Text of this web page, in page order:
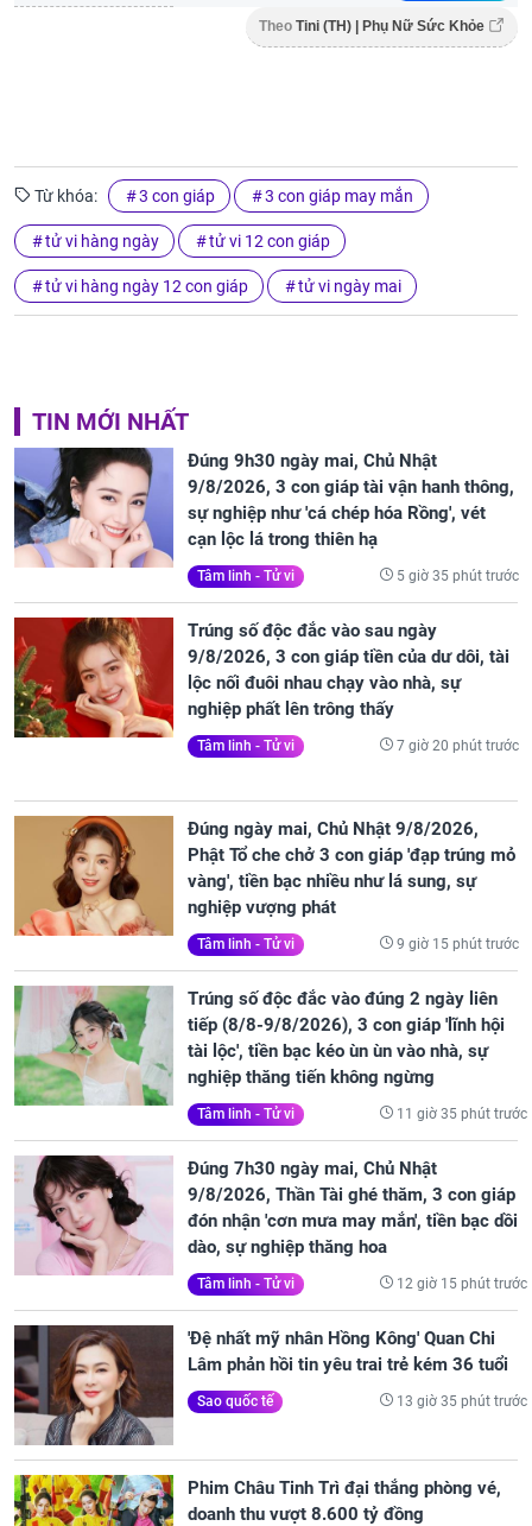
Theo Tini (TH) | Phụ Nữ Sức Khỏe
Từ khóa: 3 con giáp 3 con giáp may mắn
tử vi hàng ngày tử vi 12 con giáp
tử vi hàng ngày 12 con giáp tử vi ngày mai
TIN MỚI NHẤT
Đúng 9h30 ngày mai, Chủ Nhật
9/8/2026, 3 con giáp tài vận hanh thông,
sự nghiệp như 'cá chép hóa Rồng', vét
cạn lộc lá trong thiên hạ
Tâm linh - Tử vi 5 giờ 35 phút trước
Trúng số độc đắc vào sau ngày
9/8/2026, 3 con giáp tiền của dư dôi, tài
lộc nối đuôi nhau chạy vào nhà, sự
nghiệp phất lên trông thấy
Tâm linh - Tử vi 7 giờ 20 phút trước
Đúng ngày mai, Chủ Nhật 9/8/2026,
Phật Tổ che chở 3 con giáp 'đạp trúng mỏ
vàng', tiền bạc nhiều như lá sung, sự
nghiệp vượng phát
Tâm linh - Tử vi 9 giờ 15 phút trước
Trúng số độc đắc vào đúng 2 ngày liên
tiếp (8/8-9/8/2026), 3 con giáp 'lĩnh hội
tài lộc', tiền bạc kéo ùn ùn vào nhà, sự
nghiệp thăng tiến không ngừng
Tâm linh - Tử vi 11 giờ 35 phút trước
Đúng 7h30 ngày mai, Chủ Nhật
9/8/2026, Thần Tài ghé thăm, 3 con giáp
đón nhận 'cơn mưa may mắn', tiền bạc dồi
dào, sự nghiệp thăng hoa
Tâm linh - Tử vi 12 giờ 15 phút trước
'Đệ nhất mỹ nhân Hồng Kông' Quan Chi
Lâm phản hồi tin yêu trai trẻ kém 36 tuổi
Sao quốc tế 13 giờ 35 phút trước
Phim Châu Tinh Trì đại thắng phòng vé,
doanh thu vượt 8.600 tỷ đồng